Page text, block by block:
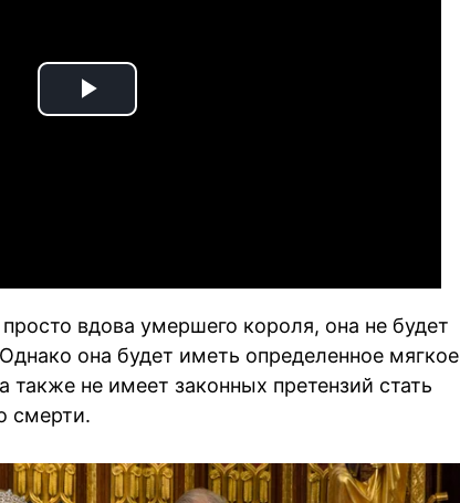
Play
вдова умершего короля, она не будет
она будет иметь определенное мягкое
также не имеет законных претензий стать
смерти.